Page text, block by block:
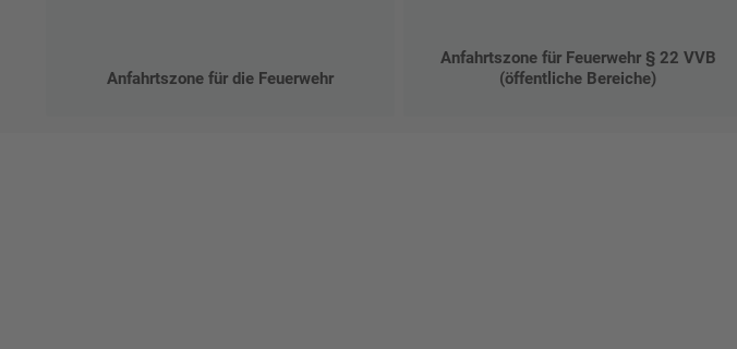
Anfahrtszone für die Feuerwehr
Anfahrtszone für Feuerwehr § 22 VVB
(öffentliche Bereiche)